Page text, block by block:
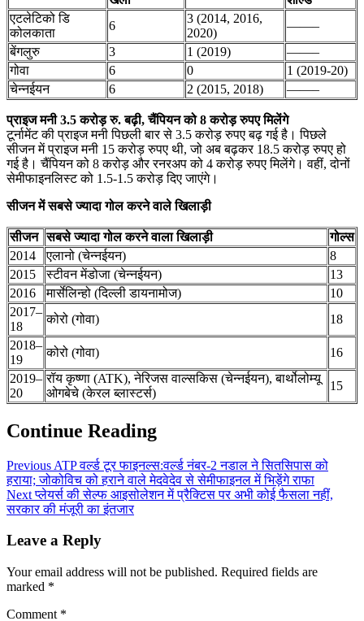
एटलेटिको डि
कोलकाता
6
3 (2014, 2016,
2020)
——–
बेंगलुरु
3 1 (2019)
——–
गोवा
6 0
1 (2019-20)
चेन्नईयन
6 2 (2015, 2018) ——–
प्राइज मनी 3.5 करोड़ रु. बढ़ी, चैंपियन को 8 करोड़ रुपए मिलेंगे
टूर्नामेंट की प्राइज मनी पिछली बार से 3.5 करोड़ रुपए बढ़ गई है। पिछले
सीजन में प्राइज मनी 15 करोड़ रुपए थी, जो अब बढ़कर 18.5 करोड़ रुपए हो
गई है। चैंपियन को 8 करोड़ और रनरअप को 4 करोड़ रुपए मिलेंगे। वहीं, दोनों
सेमीफाइनलिस्ट को 1.5-1.5 करोड़ दिए जाएंगे।
सीजन में सबसे ज्यादा गोल करने वाले खिलाड़ी
सीजन सबसे ज्यादा गोल करने वाला खिलाड़ी
गोल्स
2014
एलानो (चेन्नईयन)
8
2015
स्टीवन मेंडोजा (चेन्नईयन)
13
2016
मार्सेलिन्हो (दिल्ली डायनामोज)
10
2017–
18
कोरो (गोवा)
18
2018–
19
कोरो (गोवा)
16
2019–
20
रॉय कृष्णा (ATK), नेरिजस वाल्सकिस (चेन्नईयन), बार्थोलोम्यू
ओगबेचे (केरल ब्लास्टर्स)
15
Continue Reading
Previous ATP वर्ल्ड टूर फाइनल्स:वर्ल्ड नंबर-2 नडाल ने सितसिपास को
हराया; जोकोविच को हराने वाले मेदवेदेव से सेमीफाइनल में भिड़ेंगे राफा
Nextप्लेयर्स की सेल्फ आइसोलेशन में प्रैक्टिस पर अभी कोई फैसला नहीं,
सरकार की मंजूरी का इंतजार
Leave a Reply
Your email address will not be published. Required fields are
marked *
Comment *